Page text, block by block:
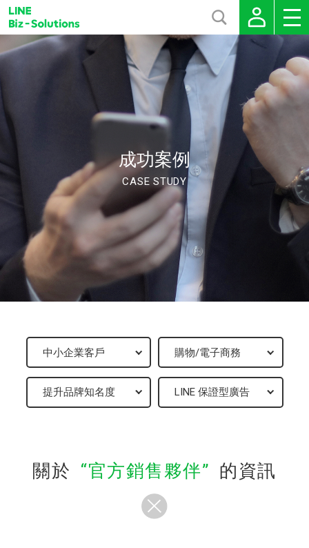
成功案例
CASE STUDY
關於 官方銷售夥伴 的資訊